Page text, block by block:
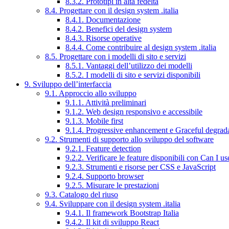
8.4. Progettare con il design system .italia
8.4.1. Documentazione
8.4.2. Benefici del design system
8.4.3. Risorse operative
8.4.4. Come contribuire al design system .italia
8.5. Progettare con i modelli di sito e servizi
8.5.1. Vantaggi dell’utilizzo dei modelli
8.5.2. I modelli di sito e servizi disponibili
9. Sviluppo dell’interfaccia
9.1. Approccio allo sviluppo
9.1.1. Attività preliminari
9.1.2. Web design responsivo e accessibile
9.1.3. Mobile first
9.1.4. Progressive enhancement e Graceful
9.2. Strumenti di supporto allo sviluppo del software
9.2.1. Feature detection
9.2.2. Verificare le feature disponibili con Can I
9.2.3. Strumenti e risorse per CSS e JavaScript
9.2.4. Supporto browser
9.2.5. Misurare le prestazioni
9.3. Catalogo del riuso
9.4. Sviluppare con il design system .italia
9.4.1. Il framework Bootstrap Italia
9.4.2. Il kit di sviluppo React